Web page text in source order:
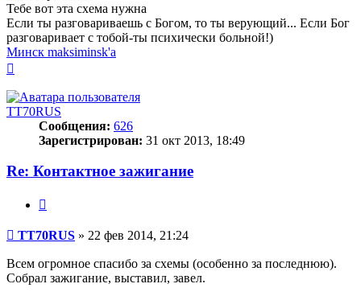
Тебе вот эта схема нужна
Если ты разговариваешь с Богом, то ты верующий... Если Бог
разговаривает с тобой-ты психически больной!)
Минск maksiminsk'а
началу
TT70RUS
Сообщения: 626
Зарегистрирован: 31 окт 2013, 18:49
Re: Контактное зажигание
Сообщение
TT70RUS » 22 фев 2014, 21:24
Всем огромное спасибо за схемы (особенно за последнюю).
Собрал зажигание, выставил, завел.